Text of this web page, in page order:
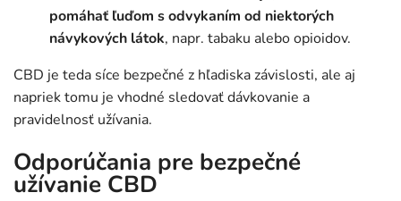
pomáhať ľuďom s odvykaním od niektorých
návykových látok, napr. tabaku alebo opioidov.
CBD je teda síce bezpečné z hľadiska závislosti, ale aj
napriek tomu je vhodné sledovať dávkovanie a
pravidelnosť užívania.
Odporúčania pre bezpečné
užívanie CBD